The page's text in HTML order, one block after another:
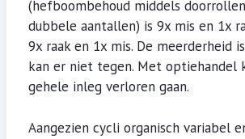
(hefboombehoud middels
dubbele aantallen) is 9x mis en 1x
9x raak en 1x mis. De meerderheid
kan er niet tegen. Met optiehandel
gehele inleg verloren gaan.
Aangezien cycli organisch variabel